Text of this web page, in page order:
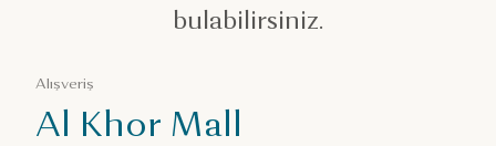
bulabilirsiniz.
Alışveriş
Al Khor Mall